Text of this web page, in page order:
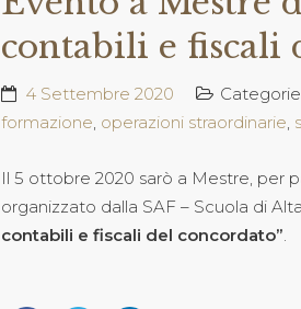
contabili e fiscali
4 Settembre 2020
formazione, operazioni straordinarie,
Il 5 ottobre 2020 sarò a Mestre, per
organizzato dalla SAF – Scuola di
contabili e fiscali del concordato”.